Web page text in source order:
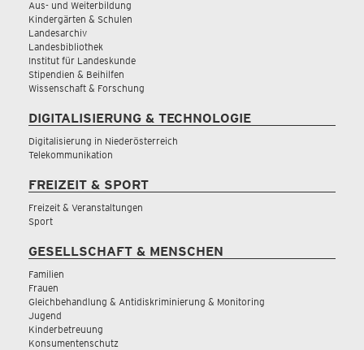
Aus- und Weiterbildung
Kindergärten & Schulen
Landesarchiv
Landesbibliothek
Institut für Landeskunde
Stipendien & Beihilfen
Wissenschaft & Forschung
DIGITALISIERUNG & TECHNOLOGIE
Digitalisierung in Niederösterreich
Telekommunikation
FREIZEIT & SPORT
Freizeit & Veranstaltungen
Sport
GESELLSCHAFT & MENSCHEN
Familien
Frauen
Gleichbehandlung & Antidiskriminierung & Monitoring
Jugend
Kinderbetreuung
Konsumentenschutz